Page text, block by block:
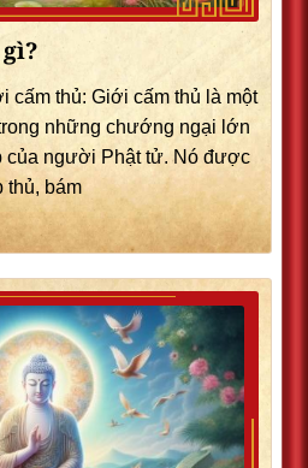
cấm thủ: Giới cấm thủ là một
những chướng ngại lớn
của người Phật tử. Nó được
thủ, bám